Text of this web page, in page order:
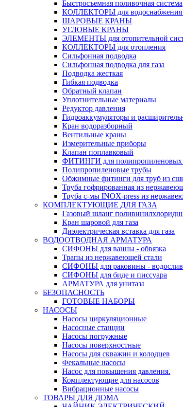
Быстросъемная поливочная система
КОЛЛЕКТОРЫ для водоснабжения
ШАРОВЫЕ КРАНЫ
УГЛОВЫЕ КРАНЫ
ЭЛЕМЕНТЫ для отопительной
КОЛЛЕКТОРЫ для отопления
Сильфонная подводка
Cильфонная подводка для газа
Подводка жесткая
Гибкая подводка
Обратный клапан
Уплотнительные материалы
Редуктор давления
Гидроаккумуляторы и
Кран водоразборный
Вентильные краны
Измерительные приборы
Клапан поплавковый
ФИТИНГИ для полипропиленовых
Полипропиленовые трубы
Обжимные фитинги для труб из
Труба гофрированная из
Труба с-мы INOX-press из
КОМПЛЕКТУЮЩИЕ ДЛЯ ГАЗА
Газовый шланг
Кран шаровой для газа
Диэлектрическая вставка для газа
ВОДООТВОДНАЯ АРМАТУРА
СИФОНЫ для ванны - обвязка
Трапы из нержавеющей стали
СИФОНЫ для раковины - водослив
СИФОНЫ для биде и писсуара
АРМАТУРА для унитаза
БЕЗОПАСНОСТЬ
ГОТОВЫЕ НАБОРЫ
НАСОСЫ
Насосы циркуляционные
Насосные станции
Насосы погружные
Насосы поверхностные
Насосы для скважин и колодцев
Фекальные насосы
Насос для повышения давления.
Комплектующие для насосов
Вибрационные насосы
ТОВАРЫ ДЛЯ ДОМА